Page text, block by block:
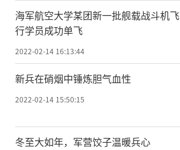
海军航空大学某团新一批舰载战斗机飞
行学员成功单飞
2022-02-14 16:13:44
新兵在硝烟中锤炼胆气血性
2022-02-14 15:50:15
冬至大如年，军营饺子温暖兵心